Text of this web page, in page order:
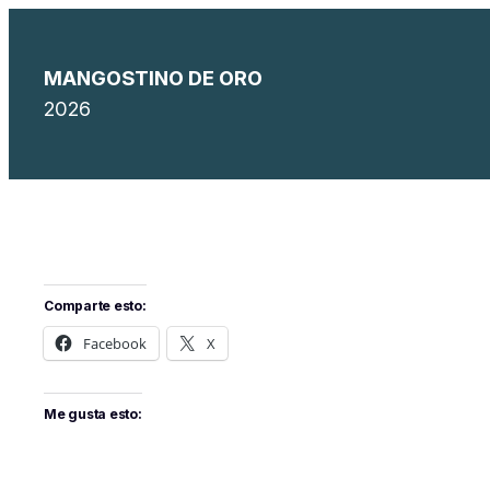
contenido
MANGOSTINO DE ORO
2026
Comparte esto:
Facebook X
Me gusta esto: